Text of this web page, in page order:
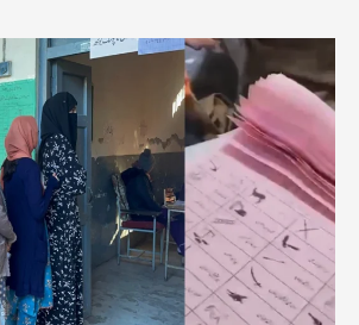
اے
27پولنگ
سٹیشن
پرجعلی
ووٹ،الیکشن
کمیشن